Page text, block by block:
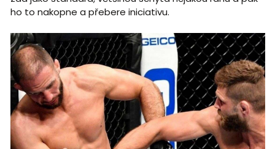
ho to nakopne a přebere iniciativu.